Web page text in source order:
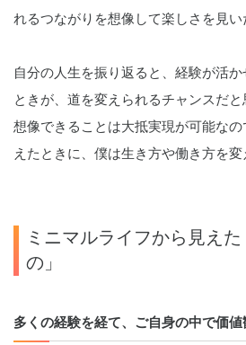
れるつながりを想像して楽しさを見い
自分の人生を振り返ると、経験が活
ときが、道を変えられるチャンスだと
想像できることは大抵実現が可能な
えたときに、僕は生き方や働き方を変
ミニマルライフから見え
の」
多くの経験を経て、ご自身の中で価